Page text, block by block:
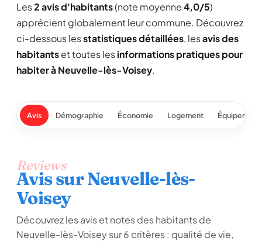
Les2 avis d'habitants(note moyenne4,0/5)
apprécient globalement leur commune. Découvrez
ci-dessous lesstatistiques détaillées, lesavis des
habitantset toutes lesinformations pratiques pour
habiter à Neuvelle-lès-Voisey.
Avis Démographie Économie Logement
Reviews
Avis sur Neuvelle-lès-
Voisey
Découvrez les avis et notes des habitants de
Neuvelle-lès-Voisey sur 6 critères : qualité de vie,